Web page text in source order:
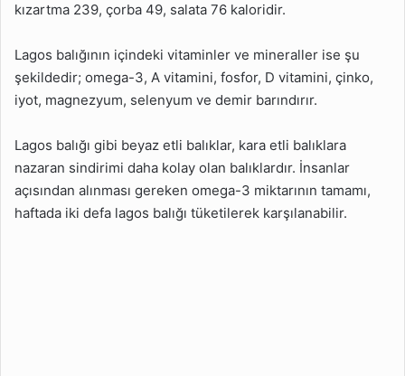
kızartma 239, çorba 49, salata 76 kaloridir.
Lagos balığının içindeki vitaminler ve mineraller ise şu
şekildedir; omega-3, A vitamini, fosfor, D vitamini, çinko,
iyot, magnezyum, selenyum ve demir barındırır.
Lagos balığı gibi beyaz etli balıklar, kara etli balıklara
nazaran sindirimi daha kolay olan balıklardır. İnsanlar
açısından alınması gereken omega-3 miktarının tamamı,
haftada iki defa lagos balığı tüketilerek karşılanabilir.